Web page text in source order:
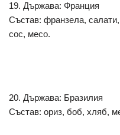
19. Държава: Франция
Състав: франзела,
сос, месо.
20. Държава: Бразилия
Състав: ориз, боб, хляб,